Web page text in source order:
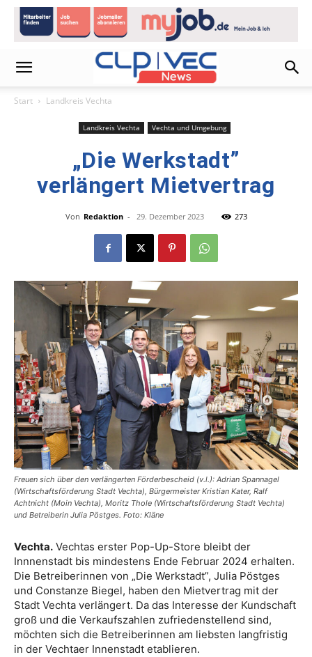
Start Landkreis Vechta
Landkreis Vechta Vechta und Umgebung
„Die Werkstadt”
verlängert Mietvertrag
Von Redaktion - 29. Dezember 2023 273
Freuen sich über den verlängerten Förderbescheid (v.l.): Adrian Spannagel
(Wirtschaftsförderung Stadt Vechta), Bürgermeister Kristian Kater, Ralf
Achtnicht (Moin Vechta), Moritz Thole (Wirtschaftsförderung Stadt Vechta)
und Betreiberin Julia Pöstges. Foto: Kläne
Vechta. Vechtas erster Pop-Up-Store bleibt der
Innnenstadt bis mindestens Ende Februar 2024 erhalten.
Die Betreiberinnen von „Die Werkstadt”, Julia Pöstges
und Constanze Biegel, haben den Mietvertrag mit der
Stadt Vechta verlängert. Da das Interesse der Kundschaft
groß und die Verkaufszahlen zufriedenstellend sind,
möchten sich die Betreiberinnen am liebsten langfristig
in der Vechtaer Innenstadt etablieren.